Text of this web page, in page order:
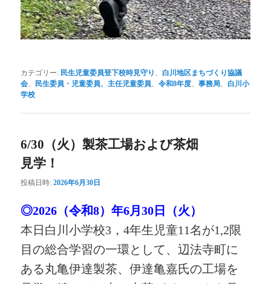
カテゴリー: 民生児童委員登下校時見守り 、 白川地区まちづくり協議
会、 民生委員・児童委員、主任児童委員、令和8年度、事務局、 白川小
学校
6/30（火）製茶工場および茶畑
見学！
投稿日時:2026年6月30日
◎2026（令和8）年6月30日（火）
本日白川小学校3，4年生児童11名が1,2限
目の総合学習の一環として、辺法寺町に
ある丸亀伊達製茶、伊達亀嘉氏の工場を